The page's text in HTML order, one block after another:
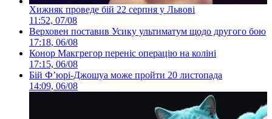
Хижняк проведе бій 22 серпня у Львові
11:52, 07/08
Верховен поставив Усику ультиматум щодо другого бою
17:18, 06/08
Конор Макгрегор переніс операцію на коліні
17:15, 06/08
Бій Ф’юрі-Джошуа може пройти 20 листопада
14:09, 06/08